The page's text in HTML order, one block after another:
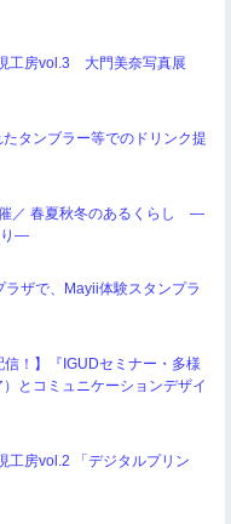
工房vol.3 大門美奈写真展
たタンブラー等でのドリンク提
／ 春夏秋冬のあるくらし ―
り―
ラザで、Mayii体験スタンプラ
信！】『IGUDセミナー・多様
とコミュニケーションデザイ
工房vol.2 「デジタルプリン